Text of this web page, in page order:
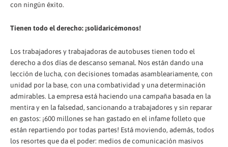
con ningún éxito.
Tienen todo el derecho: ¡solidaricémonos!
Los trabajadores y trabajadoras de autobuses tienen todo el
derecho a dos días de descanso semanal. Nos están dando una
lección de lucha, con decisiones tomadas asambleariamente, con
unidad por la base, con una combatividad y una determinación
admirables. La empresa está haciendo una campaña basada en la
mentira y en la falsedad, sancionando a trabajadores y sin reparar
en gastos: ¡600 millones se han gastado en el infame folleto que
están repartiendo por todas partes! Está moviendo, además, todos
los resortes que da el poder: medios de comunicación masivos